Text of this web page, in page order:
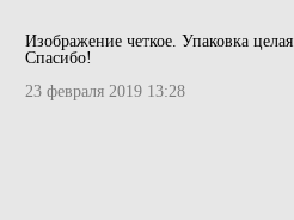
Изображение четкое. Упаковка целая.
Спасибо!
23 февраля 2019 13:28